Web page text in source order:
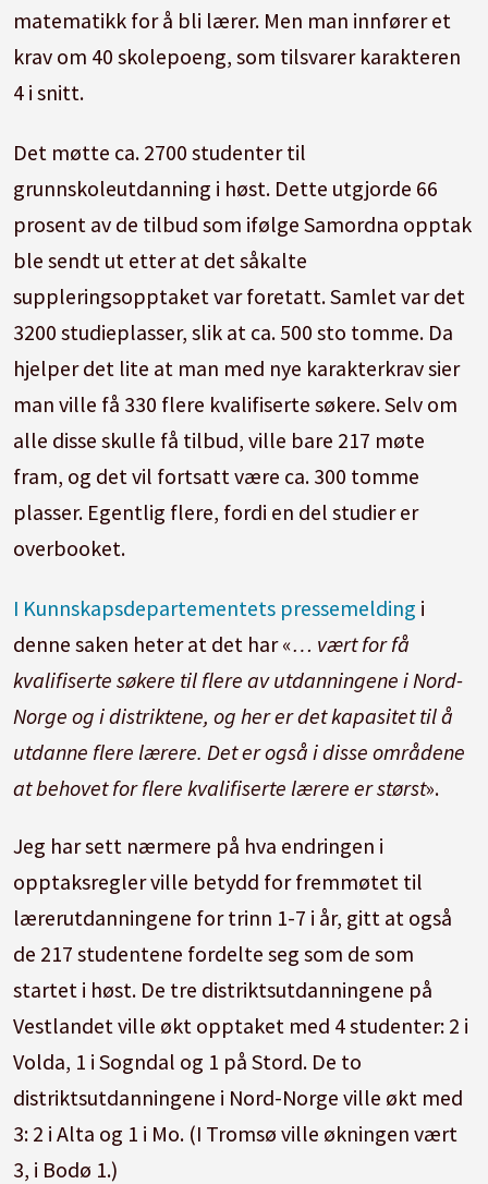
matematikk for å bli lærer. Men man innfører et
krav om 40 skolepoeng, som tilsvarer karakteren
4 i snitt.
Det møtte ca. 2700 studenter til
grunnskoleutdanning i høst. Dette utgjorde 66
prosent av de tilbud som ifølge Samordna opptak
ble sendt ut etter at det såkalte
suppleringsopptaket var foretatt. Samlet var det
3200 studieplasser, slik at ca. 500 sto tomme. Da
hjelper det lite at man med nye karakterkrav sier
man ville få 330 flere kvalifiserte søkere. Selv om
alle disse skulle få tilbud, ville bare 217 møte
fram, og det vil fortsatt være ca. 300 tomme
plasser. Egentlig flere, fordi en del studier er
overbooket.
I Kunnskapsdepartementets pressemelding i
denne saken heter at det har «… vært for få
kvalifiserte søkere til flere av utdanningene i Nord-
Norge og i distriktene, og her er det kapasitet til å
utdanne flere lærere. Det er også i disse områdene
at behovet for flere kvalifiserte lærere er størst».
Jeg har sett nærmere på hva endringen i
opptaksregler ville betydd for fremmøtet til
lærerutdanningene for trinn 1-7 i år, gitt at også
de 217 studentene fordelte seg som de som
startet i høst. De tre distriktsutdanningene på
Vestlandet ville økt opptaket med 4 studenter: 2 i
Volda, 1 i Sogndal og 1 på Stord. De to
distriktsutdanningene i Nord-Norge ville økt med
3: 2 i Alta og 1 i Mo. (I Tromsø ville økningen vært
3, i Bodø 1.)